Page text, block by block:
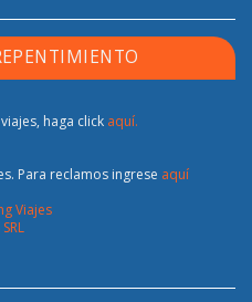
haga click aquí.
Para reclamos ingrese aquí
Viajes